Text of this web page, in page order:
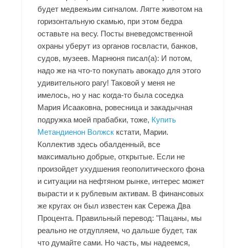
будет медвежьим сигналом. Лягте животом на
горизонтальную скамью, при этом бедра
оставьте на весу. Посты вневедомственной
охраны уберут из органов госвласти, банков,
судов, музеев. Марнюня писал(а): И потом,
надо же на что-то покупать авокадо для этого
удивительного рагу! Таковой у меня не
имелось, но у нас когда-то была соседка
Мария Исааковна, ровесница и закадычная
подружка моей прабабки, тоже, Купить
Метандиенон Волжск кстати, Марии.
Коллектив здесь обалденный, все
максимально добрые, открытые. Если не
произойдет ухудшения геополитического фона
и ситуации на нефтяном рынке, интерес может
вырасти и к рублевым активам. В финансовых
же кругах он был известен как Сережа Два
Процента. Правильный перевод: "Пацаны, мы
реально не отдупляем, чо дальше будет, так
что думайте сами. Но часть, мы надеемся,